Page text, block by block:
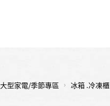
大型家電/季節專區 冰箱 .冷凍櫃